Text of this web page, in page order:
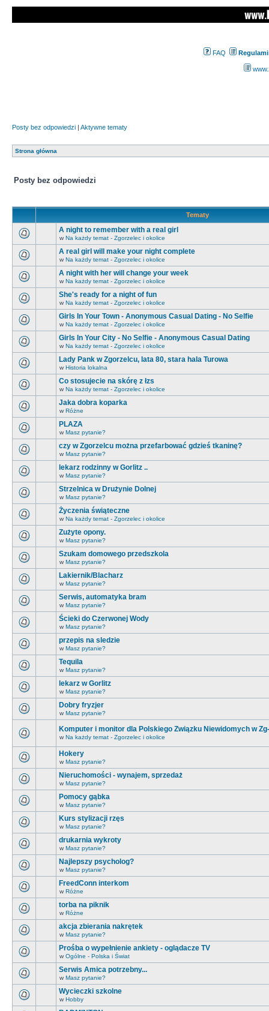
FAQ
Posty bez odpowiedzi | Aktywne tematy
Strona główna
Posty bez odpowiedzi
Tematy
A night to remember with a real girl
w Na każdy temat - Zgorzelec i okolice
A real girl will make your night complete
w Na każdy temat - Zgorzelec i okolice
A night with her will change your week
w Na każdy temat - Zgorzelec i okolice
She's ready for a night of fun
w Na każdy temat - Zgorzelec i okolice
Girls In Your Town - Anonymous Casual Dating - No Selfie
w Na każdy temat - Zgorzelec i okolice
Girls In Your City - No Selfie - Anonymous Casual Dating
w Na każdy temat - Zgorzelec i okolice
Lady Pank w Zgorzelcu, lata 80, stara hala Turowa
w Historia lokalna
Co stosujecie na skórę z łzs
w Na każdy temat - Zgorzelec i okolice
Jaka dobra koparka
w Różne
PLAZA
w Masz pytanie?
czy w Zgorzelcu można przefarbować gdzieś tkaninę?
w Masz pytanie?
lekarz rodzinny w Gorlitz ..
w Masz pytanie?
Strzelnica w Drużynie Dolnej
w Masz pytanie?
Życzenia świąteczne
w Na każdy temat - Zgorzelec i okolice
Zużyte opony.
w Masz pytanie?
Szukam domowego przedszkola
w Masz pytanie?
Lakiernik/Blacharz
w Masz pytanie?
Serwis, automatyka bram
w Masz pytanie?
Ścieki do Czerwonej Wody
w Masz pytanie?
przepis na sledzie
w Masz pytanie?
Tequila
w Masz pytanie?
lekarz w Gorlitz
w Masz pytanie?
Dobry fryzjer
w Masz pytanie?
Komputer i monitor dla Polskiego Związku Niewidomych w
w Na każdy temat - Zgorzelec i okolice
Hokery
w Masz pytanie?
Nieruchomości - wynajem, sprzedaż
w Masz pytanie?
Pomocy gąbka
w Masz pytanie?
Kurs stylizacji rzęs
w Masz pytanie?
drukarnia wykroty
w Masz pytanie?
Najlepszy psycholog?
w Masz pytanie?
FreedConn interkom
w Różne
torba na piknik
w Różne
akcja zbierania nakrętek
w Masz pytanie?
Prośba o wypełnienie ankiety - oglądacze TV
w Ogólne - Polska i Świat
Serwis Amica potrzebny...
w Masz pytanie?
Wycieczki szkolne
w Hobby